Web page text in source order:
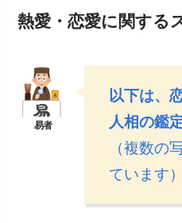
熱愛・恋愛に関する
以下は、
人相の鑑
（複数の
ています）